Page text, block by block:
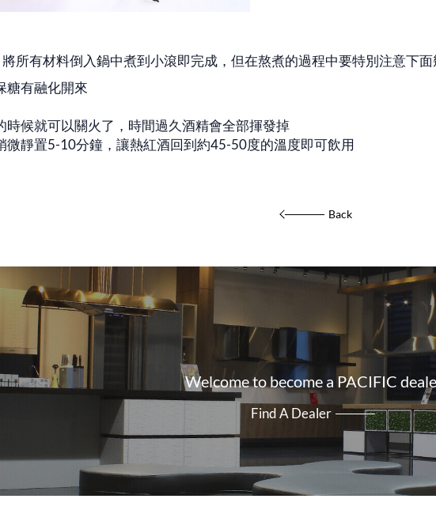
所有材料倒入鍋中煮到小滾即完成，但在熬煮的過程中要特別注意下面
糖有融化開來
時候就可以關火了，時間過久酒精會全部揮發掉
微靜置5-10分鐘，讓熱紅酒回到約45-50度的溫度即可飲用
Back
Welcome to become a PACIFIC
Find A Dealer